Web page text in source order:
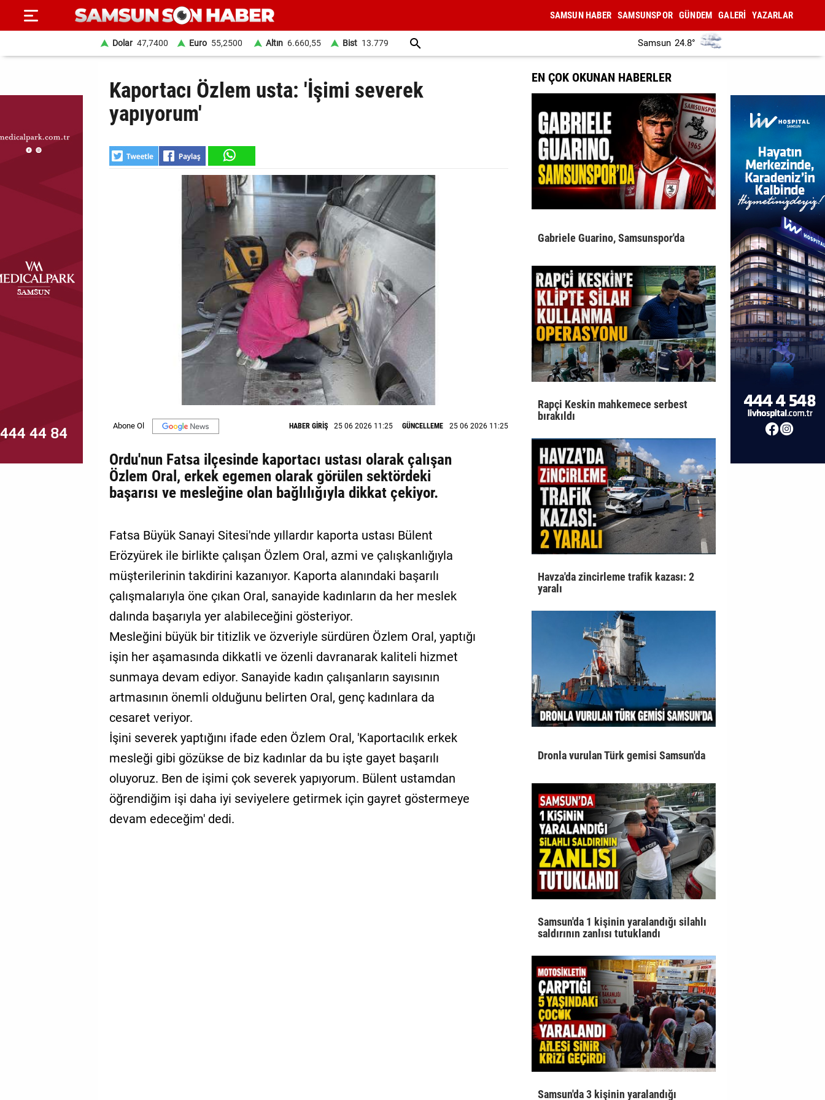
SAYFA
HABER
DÜNYA
MAGAZİN
Künye
İletişim
SAMSUN HABER SAMSUNSPOR GÜNDEM GALERİ YAZARLAR
Dolar 47,7400 Euro 55,2500 Altın 6.660,55 Bist 13.779 Samsun 24.8°
Kaportacı Özlem usta: 'İşimi severek
yapıyorum'
HABER GİRİŞ 25 06 2026 11:25 GÜNCELLEME 25 06 2026 11:25
Ordu'nun Fatsa ilçesinde kaportacı ustası olarak çalışan
Özlem Oral, erkek egemen olarak görülen sektördeki
başarısı ve mesleğine olan bağlılığıyla dikkat çekiyor.
Fatsa Büyük Sanayi Sitesi'nde yıllardır kaporta ustası Bülent
Erözyürek ile birlikte çalışan Özlem Oral, azmi ve çalışkanlığıyla
müşterilerinin takdirini kazanıyor. Kaporta alanındaki başarılı
çalışmalarıyla öne çıkan Oral, sanayide kadınların da her meslek
dalında başarıyla yer alabileceğini gösteriyor.
Mesleğini büyük bir titizlik ve özveriyle sürdüren Özlem Oral, yaptığı
işin her aşamasında dikkatli ve özenli davranarak kaliteli hizmet
sunmaya devam ediyor. Sanayide kadın çalışanların sayısının
artmasının önemli olduğunu belirten Oral, genç kadınlara da
cesaret veriyor.
İşini severek yaptığını ifade eden Özlem Oral, 'Kaportacılık erkek
mesleği gibi gözükse de biz kadınlar da bu işte gayet başarılı
oluyoruz. Ben de işimi çok severek yapıyorum. Bülent ustamdan
öğrendiğim işi daha iyi seviyelere getirmek için gayret göstermeye
devam edeceğim' dedi.
EN ÇOK OKUNAN HABERLER
Gabriele Guarino, Samsunspor'da
Rapçi Keskin mahkemece serbest
bırakıldı
Havza'da zincirleme trafik kazası: 2
yaralı
Dronla vurulan Türk gemisi Samsun'da
Samsun'da 1 kişinin yaralandığı silahlı
saldırının zanlısı tutuklandı
Samsun'da 3 kişinin yaralandığı